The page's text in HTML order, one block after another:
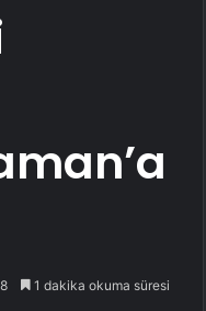
1 dakika okuma süresi